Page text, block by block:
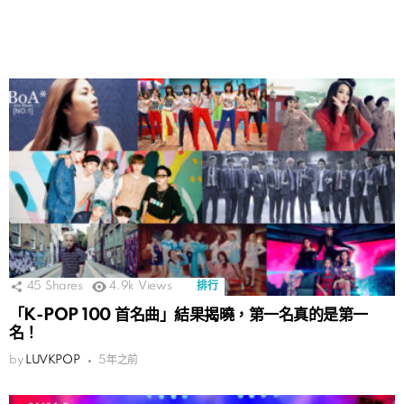
45 Shares 4.9k Views 排行
「K-POP 100 首名曲」結果揭曉，第一名真的是第一
名！
by LUVKPOP 5年之前